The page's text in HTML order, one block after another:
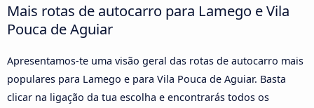
Mais rotas de autocarro para Lamego e Vila
Pouca de Aguiar
Apresentamos-te uma visão geral das rotas de autocarro mais
populares para Lamego e para Vila Pouca de Aguiar. Basta
clicar na ligação da tua escolha e encontrarás todos os